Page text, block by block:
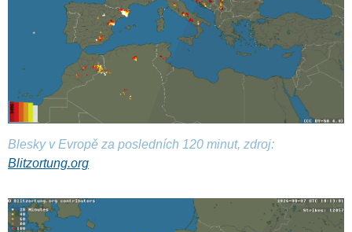
Blesky v Evropě za posledních 120 minut, zdroj:
Blitzortung.org